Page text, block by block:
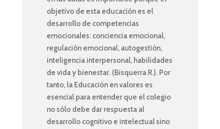
objetivo de esta educación es el
desarrollo de competencias
emocionales: conciencia emocional,
regulación emocional, autogestión,
inteligencia interpersonal, habilidades
de vida y bienestar. (Bisquerra R.). Por
tanto, la Educación en valores es
esencial para entender que el colegio
no sólo debe dar respuesta al
desarrollo cognitivo e intelectual sino